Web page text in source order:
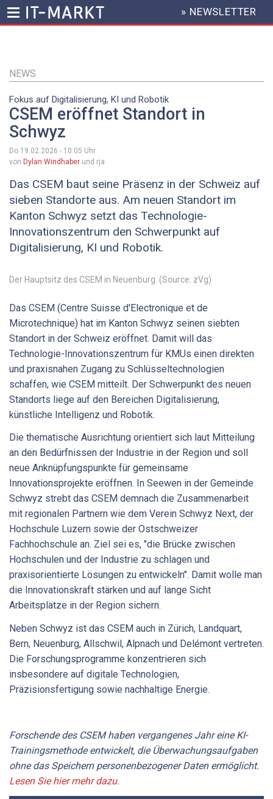
Inhalt
HEADER
MENU
» NEWSLETTER
NEWS
Fokus auf Digitalisierung, KI und Robotik
CSEM eröffnet Standort in
Schwyz
Do 19.02.2026 - 10:05 Uhr
von Dylan Windhaber und rja
Das CSEM baut seine Präsenz in der Schweiz auf
sieben Standorte aus. Am neuen Standort im
Kanton Schwyz setzt das Technologie-
Innovationszentrum den Schwerpunkt auf
Digitalisierung, KI und Robotik.
Der Hauptsitz des CSEM in Neuenburg. (Source: zVg)
Das CSEM (Centre Suisse d'Electronique et de
Microtechnique) hat im Kanton Schwyz seinen siebten
Standort in der Schweiz eröffnet. Damit will das
Technologie-Innovationszentrum für KMUs einen direkten
und praxisnahen Zugang zu Schlüsseltechnologien
schaffen, wie CSEM mitteilt. Der Schwerpunkt des neuen
Standorts liege auf den Bereichen Digitalisierung,
künstliche Intelligenz und Robotik.
Die thematische Ausrichtung orientiert sich laut Mitteilung
an den Bedürfnissen der Industrie in der Region und soll
neue Anknüpfungspunkte für gemeinsame
Innovationsprojekte eröffnen. In Seewen in der Gemeinde
Schwyz strebt das CSEM demnach die Zusammenarbeit
mit regionalen Partnern wie dem Verein Schwyz Next, der
Hochschule Luzern sowie der Ostschweizer
Fachhochschule an. Ziel sei es, "die Brücke zwischen
Hochschulen und der Industrie zu schlagen und
praxisorientierte Lösungen zu entwickeln". Damit wolle man
die Innovationskraft stärken und auf lange Sicht
Arbeitsplätze in der Region sichern.
Neben Schwyz ist das CSEM auch in Zürich, Landquart,
Bern, Neuenburg, Allschwil, Alpnach und Delémont vertreten.
Die Forschungsprogramme konzentrieren sich
insbesondere auf digitale Technologien,
Präzisionsfertigung sowie nachhaltige Energie.
Forschende des CSEM haben vergangenes Jahr eine KI-
Trainingsmethode entwickelt, die Überwachungsaufgaben
ohne das Speichern personenbezogener Daten ermöglicht.
Lesen Sie hier mehr dazu.